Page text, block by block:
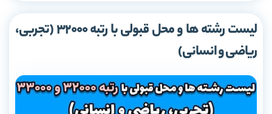
لیست رشته ها و محل قبولی با رتبه 32000 (تجربی،
ریاضی و انسانی)